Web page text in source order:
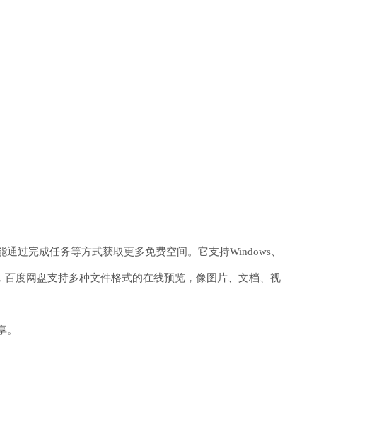
过完成任务等方式获取更多免费空间。它支持Windows、
度网盘支持多种文件格式的在线预览，像图片、文档、视